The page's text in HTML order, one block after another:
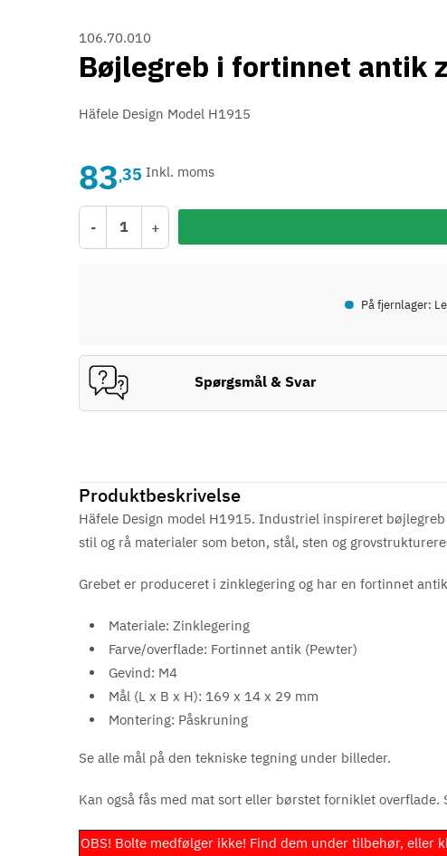
Produktbeskrivelse
Häfele Design model H1915. Industriel inspireret
stil og rå materialer som beton, stål, sten og
Grebet er produceret i zinklegering og har en fortinnet antik
Materiale: Zinklegering
Farve/overflade: Fortinnet antik (Pewter)
Gevind: M4
Mål (L x B x H): 169 x 14 x 29 mm
Montering: Påskruning
Se alle mål på den tekniske tegning under billeder.
Kan også fås med mat sort eller børstet forniklet overflade.
OBS! Bolte medfølger ikke! Find dem under tilbehør, eller
106.70.010
Bøjlegreb i fortinnet antik
Häfele Design Model H1915
83,35 Inkl. moms
- +
• På fjernlager:
Spørgsmål & Svar